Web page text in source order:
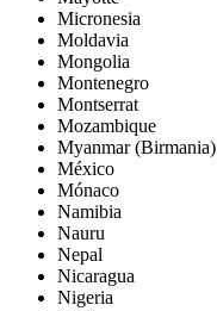
Micronesia
Moldavia
Mongolia
Montenegro
Montserrat
Mozambique
Myanmar (Birmania)
México
Mónaco
Namibia
Nauru
Nepal
Nicaragua
Nigeria